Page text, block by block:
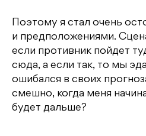
Поэтому я стал очень
и предположениями.
если противник пойдет
сюда, а если так, то мы
ошибался в своих
смешно, когда меня
будет дальше?